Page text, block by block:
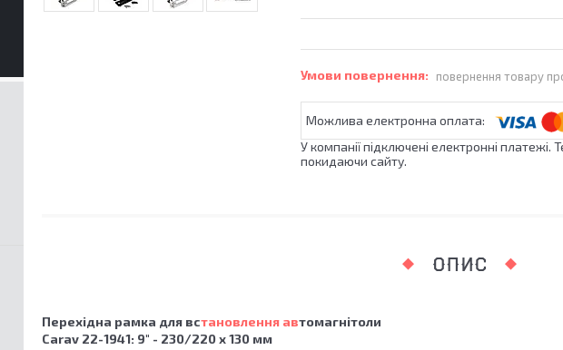
повернення товару
У компанії підключені електронні
покидаючи сайту.
ОПИС
Перехідна рамка для встановлення автомагнітоли
Carav 22-1941: 9" - 230/220 x 130 мм